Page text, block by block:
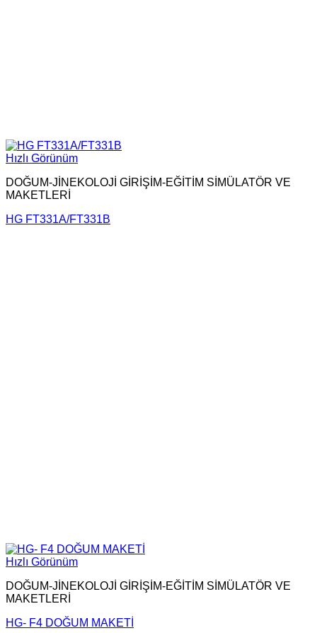
Hızlı Görünüm
DOĞUM-JİNEKOLOJİ GİRİŞİM-EĞİTİM SİMÜLATÖR VE
MAKETLERİ
HG FT331A/FT331B
Hızlı Görünüm
DOĞUM-JİNEKOLOJİ GİRİŞİM-EĞİTİM SİMÜLATÖR VE
MAKETLERİ
HG- F4 DOĞUM MAKETİ